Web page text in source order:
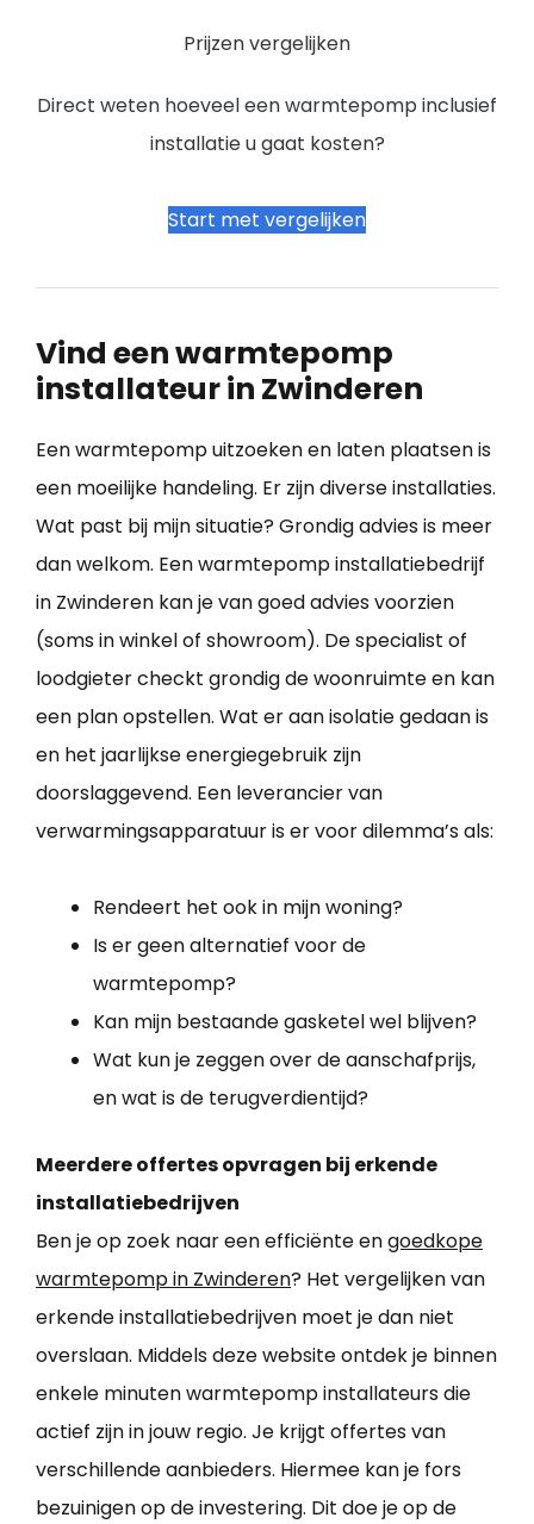
Prijzen vergelijken
Direct weten hoeveel een warmtepomp inclusief
installatie u gaat kosten?
Start met vergelijken
Vind een warmtepomp
installateur in Zwinderen
Een warmtepomp uitzoeken en laten plaatsen is
een moeilijke handeling. Er zijn diverse installaties.
Wat past bij mijn situatie? Grondig advies is meer
dan welkom. Een warmtepomp installatiebedrijf
in Zwinderen kan je van goed advies voorzien
(soms in winkel of showroom). De specialist of
loodgieter checkt grondig de woonruimte en kan
een plan opstellen. Wat er aan isolatie gedaan is
en het jaarlijkse energiegebruik zijn
doorslaggevend. Een leverancier van
verwarmingsapparatuur is er voor dilemma’s als:
Rendeert het ook in mijn woning?
Is er geen alternatief voor de
warmtepomp?
Kan mijn bestaande gasketel wel blijven?
Wat kun je zeggen over de aanschafprijs,
en wat is de terugverdientijd?
Meerdere offertes opvragen bij erkende
installatiebedrijven
Ben je op zoek naar een efficiënte engoedkope
warmtepomp in Zwinderen? Het vergelijken van
erkende installatiebedrijven moet je dan niet
overslaan. Middels deze website ontdek je binnen
enkele minuten warmtepomp installateurs die
actief zijn in jouw regio. Je krijgt offertes van
verschillende aanbieders. Hiermee kan je fors
bezuinigen op de investering. Dit doe je op de